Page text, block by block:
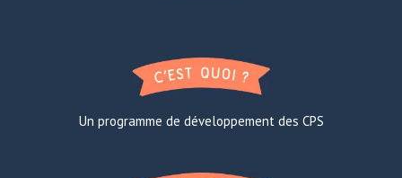
Un programme de développement des CPS